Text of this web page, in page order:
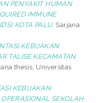
PENYAKIT HUMAN
IMMUNE
KOTA PALU. Sarjana
KEBIJAKAN
TALISE KECAMATAN
thesis, Universitas
KEBIJAKAN
SEKOLAH